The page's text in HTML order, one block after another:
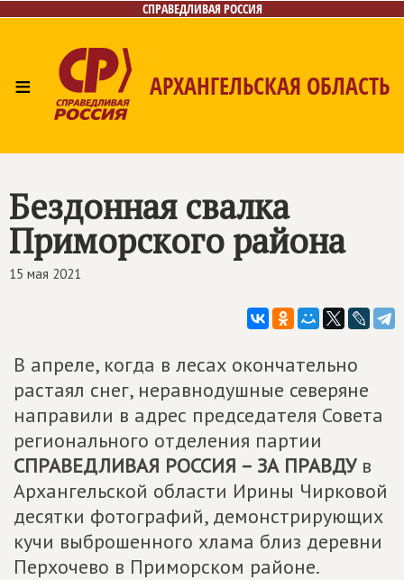
СПРАВЕДЛИВАЯ РОССИЯ
≡ АРХАНГЕЛЬСКАЯ ОБЛАСТЬ
Бездонная свалка
Приморского района
15 мая 2021
В апреле, когда в лесах окончательно
растаял снег, неравнодушные северяне
направили в адрес председателя Совета
регионального отделения партии
СПРАВЕДЛИВАЯ РОССИЯ – ЗА ПРАВДУв
Архангельской области Ирины Чирковой
десятки фотографий, демонстрирующих
кучи выброшенного хлама близ деревни
Перхочево в Приморском районе.